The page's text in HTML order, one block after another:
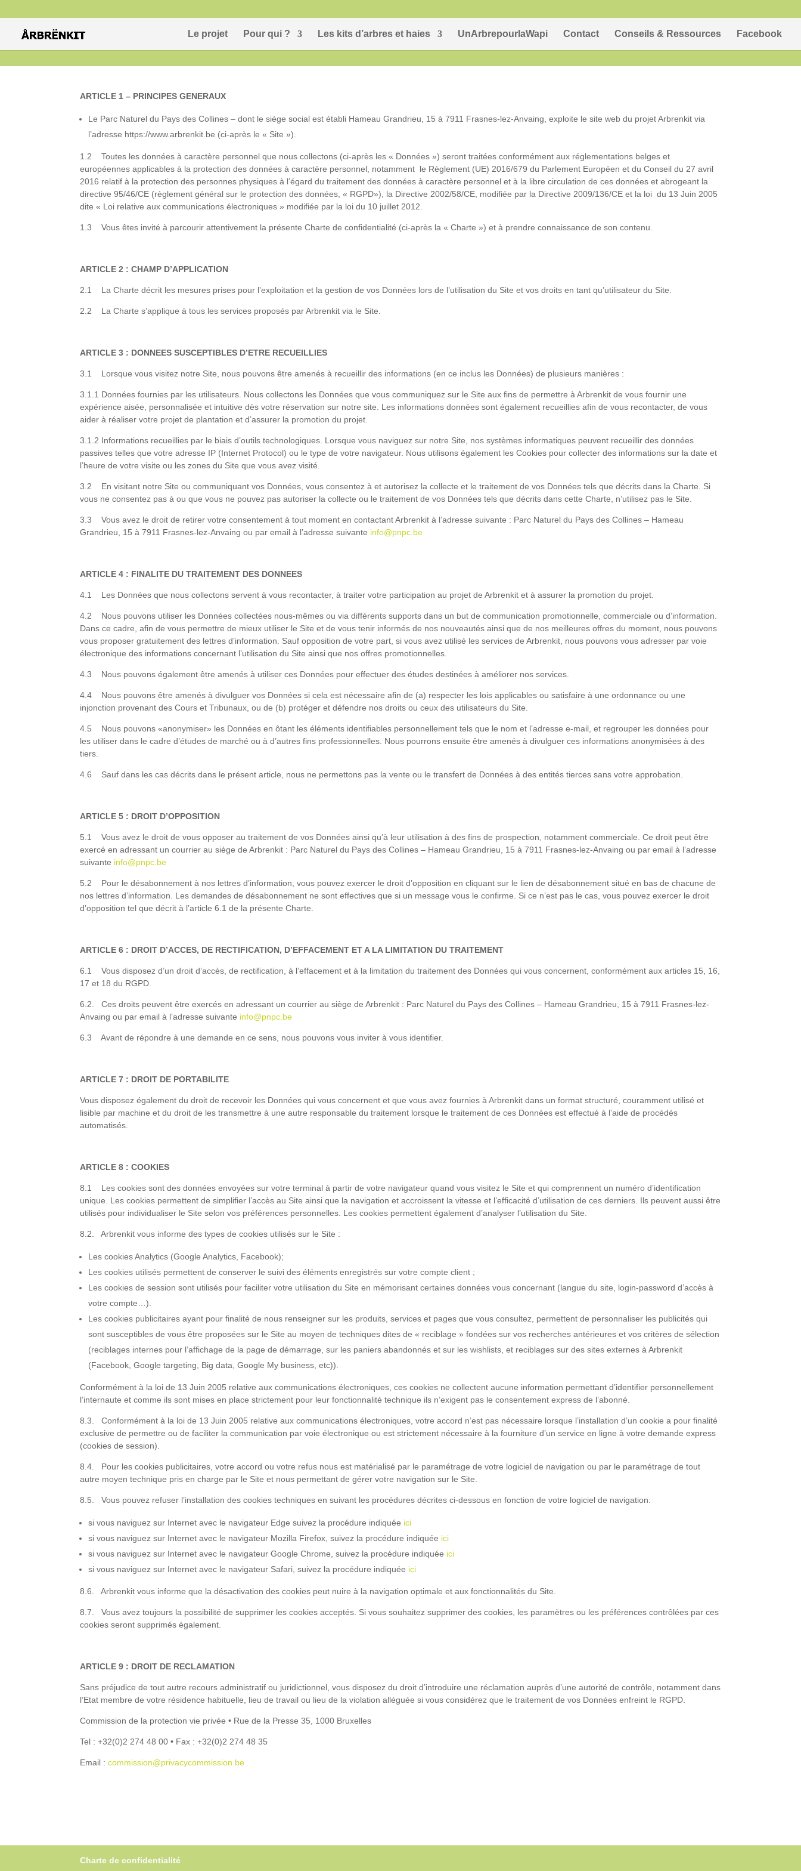
Le projet Pour qui ? Les kits d’arbres et haies UnArbrepourlaWapi Contact Conseils & Ressources Facebook
ARTICLE 1 – PRINCIPES GENERAUX
Le Parc Naturel du Pays des Collines – dont le siège social est établi Hameau Grandrieu, 15 à 7911 Frasnes-lez-Anvaing, exploite le site web du projet Arbrenkit via
l’adresse https://www.arbrenkit.be (ci-après le « Site »).
1.2 Toutes les données à caractère personnel que nous collectons (ci-après les « Données ») seront traitées conformément aux réglementations belges et
européennes applicables à la protection des données à caractère personnel, notamment le Règlement (UE) 2016/679 du Parlement Européen et du Conseil du 27 avril
2016 relatif à la protection des personnes physiques à l’égard du traitement des données à caractère personnel et à la libre circulation de ces données et abrogeant la
directive 95/46/CE (règlement général sur le protection des données, « RGPD»), la Directive 2002/58/CE, modifiée par la Directive 2009/136/CE et la loi du 13 Juin 2005
dite « Loi relative aux communications électroniques » modifiée par la loi du 10 juillet 2012.
1.3 Vous êtes invité à parcourir attentivement la présente Charte de confidentialité (ci-après la « Charte ») et à prendre connaissance de son contenu.
ARTICLE 2 : CHAMP D’APPLICATION
2.1 La Charte décrit les mesures prises pour l’exploitation et la gestion de vos Données lors de l’utilisation du Site et vos droits en tant qu’utilisateur du Site.
2.2 La Charte s’applique à tous les services proposés par Arbrenkit via le Site.
ARTICLE 3 : DONNEES SUSCEPTIBLES D’ETRE RECUEILLIES
3.1 Lorsque vous visitez notre Site, nous pouvons être amenés à recueillir des informations (en ce inclus les Données) de plusieurs manières :
3.1.1 Données fournies par les utilisateurs. Nous collectons les Données que vous communiquez sur le Site aux fins de permettre à Arbrenkit de vous fournir une
expérience aisée, personnalisée et intuitive dès votre réservation sur notre site. Les informations données sont également recueillies afin de vous recontacter, de vous
aider à réaliser votre projet de plantation et d’assurer la promotion du projet.
3.1.2 Informations recueillies par le biais d’outils technologiques. Lorsque vous naviguez sur notre Site, nos systèmes informatiques peuvent recueillir des données
passives telles que votre adresse IP (Internet Protocol) ou le type de votre navigateur. Nous utilisons également les Cookies pour collecter des informations sur la date et
l’heure de votre visite ou les zones du Site que vous avez visité.
3.2 En visitant notre Site ou communiquant vos Données, vous consentez à et autorisez la collecte et le traitement de vos Données tels que décrits dans la Charte. Si
vous ne consentez pas à ou que vous ne pouvez pas autoriser la collecte ou le traitement de vos Données tels que décrits dans cette Charte, n’utilisez pas le Site.
3.3 Vous avez le droit de retirer votre consentement à tout moment en contactant Arbrenkit à l’adresse suivante : Parc Naturel du Pays des Collines – Hameau
Grandrieu, 15 à 7911 Frasnes-lez-Anvaing ou par email à l’adresse suivante info@pnpc.be
ARTICLE 4 : FINALITE DU TRAITEMENT DES DONNEES
4.1 Les Données que nous collectons servent à vous recontacter, à traiter votre participation au projet de Arbrenkit et à assurer la promotion du projet.
4.2 Nous pouvons utiliser les Données collectées nous-mêmes ou via différents supports dans un but de communication promotionnelle, commerciale ou d’information.
Dans ce cadre, afin de vous permettre de mieux utiliser le Site et de vous tenir informés de nos nouveautés ainsi que de nos meilleures offres du moment, nous pouvons
vous proposer gratuitement des lettres d’information. Sauf opposition de votre part, si vous avez utilisé les services de Arbrenkit, nous pouvons vous adresser par voie
électronique des informations concernant l’utilisation du Site ainsi que nos offres promotionnelles.
4.3 Nous pouvons également être amenés à utiliser ces Données pour effectuer des études destinées à améliorer nos services.
4.4 Nous pouvons être amenés à divulguer vos Données si cela est nécessaire afin de (a) respecter les lois applicables ou satisfaire à une ordonnance ou une
injonction provenant des Cours et Tribunaux, ou de (b) protéger et défendre nos droits ou ceux des utilisateurs du Site.
4.5 Nous pouvons «anonymiser» les Données en ôtant les éléments identifiables personnellement tels que le nom et l’adresse e-mail, et regrouper les données pour
les utiliser dans le cadre d’études de marché ou à d’autres fins professionnelles. Nous pourrons ensuite être amenés à divulguer ces informations anonymisées à des
tiers.
4.6 Sauf dans les cas décrits dans le présent article, nous ne permettons pas la vente ou le transfert de Données à des entités tierces sans votre approbation.
ARTICLE 5 : DROIT D’OPPOSITION
5.1 Vous avez le droit de vous opposer au traitement de vos Données ainsi qu’à leur utilisation à des fins de prospection, notamment commerciale. Ce droit peut être
exercé en adressant un courrier au siège de Arbrenkit : Parc Naturel du Pays des Collines – Hameau Grandrieu, 15 à 7911 Frasnes-lez-Anvaing ou par email à l’adresse
suivante info@pnpc.be
5.2 Pour le désabonnement à nos lettres d’information, vous pouvez exercer le droit d’opposition en cliquant sur le lien de désabonnement situé en bas de chacune de
nos lettres d’information. Les demandes de désabonnement ne sont effectives que si un message vous le confirme. Si ce n’est pas le cas, vous pouvez exercer le droit
d’opposition tel que décrit à l’article 6.1 de la présente Charte.
ARTICLE 6 : DROIT D’ACCES, DE RECTIFICATION, D’EFFACEMENT ET A LA LIMITATION DU TRAITEMENT
6.1 Vous disposez d’un droit d’accès, de rectification, à l’effacement et à la limitation du traitement des Données qui vous concernent, conformément aux articles 15, 16,
17 et 18 du RGPD.
6.2. Ces droits peuvent être exercés en adressant un courrier au siège de Arbrenkit : Parc Naturel du Pays des Collines – Hameau Grandrieu, 15 à 7911 Frasnes-lez-
Anvaing ou par email à l’adresse suivante info@pnpc.be
6.3 Avant de répondre à une demande en ce sens, nous pouvons vous inviter à vous identifier.
ARTICLE 7 : DROIT DE PORTABILITE
Vous disposez également du droit de recevoir les Données qui vous concernent et que vous avez fournies à Arbrenkit dans un format structuré, couramment utilisé et
lisible par machine et du droit de les transmettre à une autre responsable du traitement lorsque le traitement de ces Données est effectué à l’aide de procédés
automatisés.
ARTICLE 8 : COOKIES
8.1 Les cookies sont des données envoyées sur votre terminal à partir de votre navigateur quand vous visitez le Site et qui comprennent un numéro d’identification
unique. Les cookies permettent de simplifier l’accès au Site ainsi que la navigation et accroissent la vitesse et l’efficacité d’utilisation de ces derniers. Ils peuvent aussi être
utilisés pour individualiser le Site selon vos préférences personnelles. Les cookies permettent également d’analyser l’utilisation du Site.
8.2. Arbrenkit vous informe des types de cookies utilisés sur le Site :
Les cookies Analytics (Google Analytics, Facebook);
Les cookies utilisés permettent de conserver le suivi des éléments enregistrés sur votre compte client ;
Les cookies de session sont utilisés pour faciliter votre utilisation du Site en mémorisant certaines données vous concernant (langue du site, login-password d’accès à
votre compte…).
Les cookies publicitaires ayant pour finalité de nous renseigner sur les produits, services et pages que vous consultez, permettent de personnaliser les publicités qui
sont susceptibles de vous être proposées sur le Site au moyen de techniques dites de « reciblage » fondées sur vos recherches antérieures et vos critères de sélection
(reciblages internes pour l’affichage de la page de démarrage, sur les paniers abandonnés et sur les wishlists, et reciblages sur des sites externes à Arbrenkit
(Facebook, Google targeting, Big data, Google My business, etc)).
Conformément à la loi de 13 Juin 2005 relative aux communications électroniques, ces cookies ne collectent aucune information permettant d’identifier personnellement
l’internaute et comme ils sont mises en place strictement pour leur fonctionnalité technique ils n’exigent pas le consentement express de l’abonné.
8.3. Conformément à la loi de 13 Juin 2005 relative aux communications électroniques, votre accord n’est pas nécessaire lorsque l’installation d’un cookie a pour finalité
exclusive de permettre ou de faciliter la communication par voie électronique ou est strictement nécessaire à la fourniture d’un service en ligne à votre demande express
(cookies de session).
8.4. Pour les cookies publicitaires, votre accord ou votre refus nous est matérialisé par le paramétrage de votre logiciel de navigation ou par le paramétrage de tout
autre moyen technique pris en charge par le Site et nous permettant de gérer votre navigation sur le Site.
8.5. Vous pouvez refuser l’installation des cookies techniques en suivant les procédures décrites ci-dessous en fonction de votre logiciel de navigation.
si vous naviguez sur Internet avec le navigateur Edge suivez la procédure indiquée ici
si vous naviguez sur Internet avec le navigateur Mozilla Firefox, suivez la procédure indiquée ici
si vous naviguez sur Internet avec le navigateur Google Chrome, suivez la procédure indiquée ici
si vous naviguez sur Internet avec le navigateur Safari, suivez la procédure indiquée ici
8.6. Arbrenkit vous informe que la désactivation des cookies peut nuire à la navigation optimale et aux fonctionnalités du Site.
8.7. Vous avez toujours la possibilité de supprimer les cookies acceptés. Si vous souhaitez supprimer des cookies, les paramètres ou les préférences contrôlées par ces
cookies seront supprimés également.
ARTICLE 9 : DROIT DE RECLAMATION
Sans préjudice de tout autre recours administratif ou juridictionnel, vous disposez du droit d’introduire une réclamation auprès d’une autorité de contrôle, notamment dans
l’Etat membre de votre résidence habituelle, lieu de travail ou lieu de la violation alléguée si vous considérez que le traitement de vos Données enfreint le RGPD.
Commission de la protection vie privée • Rue de la Presse 35, 1000 Bruxelles
Tel : +32(0)2 274 48 00 • Fax : +32(0)2 274 48 35
Email :commission@privacycommission.be
Charte de confidentialité